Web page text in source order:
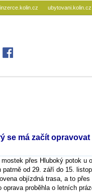
inzerce.kolin.cz ubytovani.kolin.cz
se má začít opravovat
přes Hluboký potok u
patrně od 29. září do 15.
objízdná trasa, a to
oprava proběhla o letních